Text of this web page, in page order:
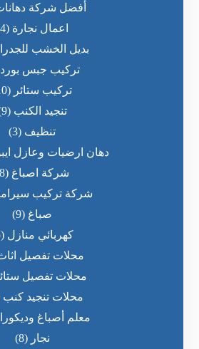
أفضل شركة
اعمال نجارة (4)
بديل الخشب
تركيب جبس بورد
تركيب ستائر (10)
تنجيد الكنب (9)
تنظيف (3)
دهان ارضيات وعازل
شركة اصباغ (8)
شركة تركيب
صباغ (9)
كهربائي منازل (5)
محلات تفصيل
محلات تفصيل
محلات تنجيد كنب
معلم أصباغ
نجار (8)